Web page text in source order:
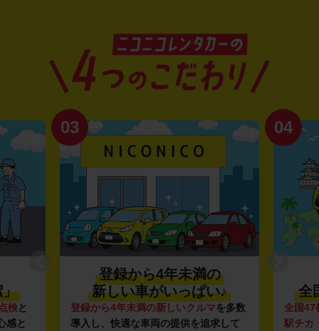
」
検と
感と
03
登録から4年未満の
新しい車がいっぱい♪
登録から4年未満の新しいクルマを多数
導入し、快適な車両の提供を追求して
04
全
全国47
駅チカ